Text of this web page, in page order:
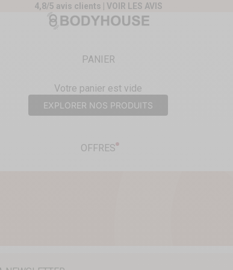
4,8/5 avis clients | VOIR LES AVIS
Body House
PANIER
Votre panier est vide
EXPLORER NOS PRODUITS
OFFRES